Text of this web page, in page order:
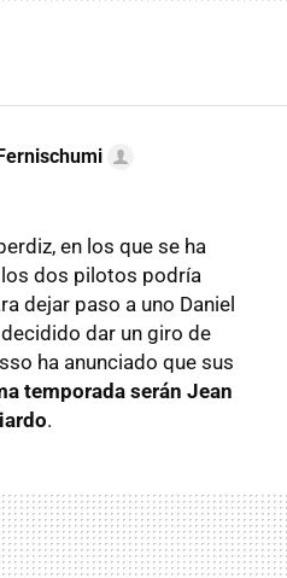
en los que se ha
dos pilotos podría
dejar paso a uno Daniel
dar un giro de
ha anunciado que sus
temporada serán Jean
.